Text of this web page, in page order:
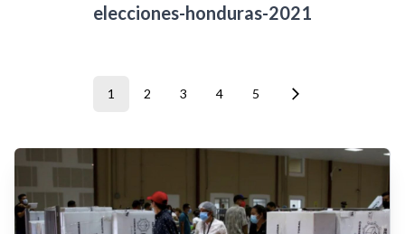
elecciones-honduras-2021
1 2 3 4 5